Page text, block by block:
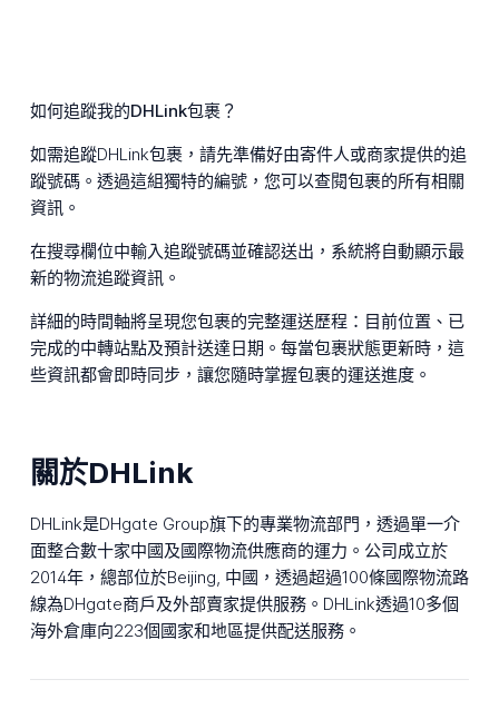
如何追蹤我的DHLink包裹？
如需追蹤DHLink包裹，請先準備好由寄件人或商家提供的追
蹤號碼。透過這組獨特的編號，您可以查閱包裹的所有相關
資訊。
在搜尋欄位中輸入追蹤號碼並確認送出，系統將自動顯示最
新的物流追蹤資訊。
詳細的時間軸將呈現您包裹的完整運送歷程：目前位置、已
完成的中轉站點及預計送達日期。每當包裹狀態更新時，這
些資訊都會即時同步，讓您隨時掌握包裹的運送進度。
關於DHLink
DHLink是DHgate Group旗下的專業物流部門，透過單一介
面整合數十家中國及國際物流供應商的運力。公司成立於
2014年，總部位於Beijing, 中國，透過超過100條國際物流路
線為DHgate商戶及外部賣家提供服務。DHLink透過10多個
海外倉庫向223個國家和地區提供配送服務。